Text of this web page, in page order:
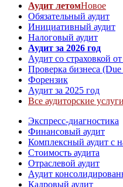
Аудит летомНовое
Обязательный аудит
Инициативный аудит
Налоговый аудит
Аудит за 2026 год
Аудит со страховкой
Проверка бизнеса
Форензик
Аудит за 2025 год
Все аудиторские услуги
Экспресс-диагностика
Финансовый аудит
Комплексный аудит с
Стоимость аудита
Отраслевой аудит
Аудит
Кадровый аудит